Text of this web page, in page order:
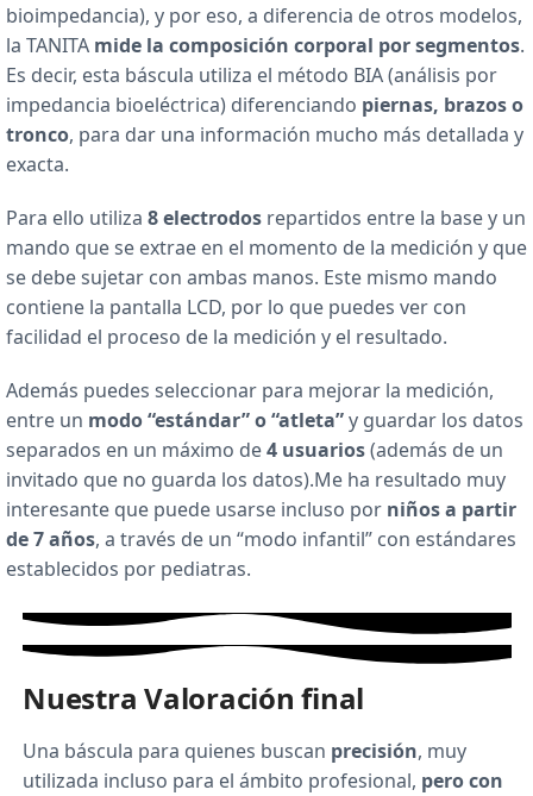
bioimpedancia), y por eso, a diferencia de otros modelos,
la TANITA mide la composición corporal por segmentos.
Es decir, esta báscula utiliza el método BIA (análisis por
impedancia bioeléctrica) diferenciando piernas, brazos o
tronco, para dar una información mucho más detallada y
exacta.
Para ello utiliza 8 electrodos repartidos entre la base y un
mando que se extrae en el momento de la medición y que
se debe sujetar con ambas manos. Este mismo mando
contiene la pantalla LCD, por lo que puedes ver con
facilidad el proceso de la medición y el resultado.
Además puedes seleccionar para mejorar la medición,
entre un modo “estándar” o “atleta”y guardar los datos
separados en un máximo de4 usuarios(además de un
invitado que no guarda los datos).Me ha resultado muy
interesante que puede usarse incluso por niños a partir
de 7 años, a través de un “modo infantil” con estándares
establecidos por pediatras.
Nuestra Valoración final
Una báscula para quienes buscan precisión, muy
utilizada incluso para el ámbito profesional, pero con